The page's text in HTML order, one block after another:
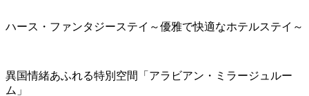
ハース・ファンタジーステイ～優雅で快適なホテルステイ～
異国情緒あふれる特別空間「アラビアン・ミラージュルー
ム」